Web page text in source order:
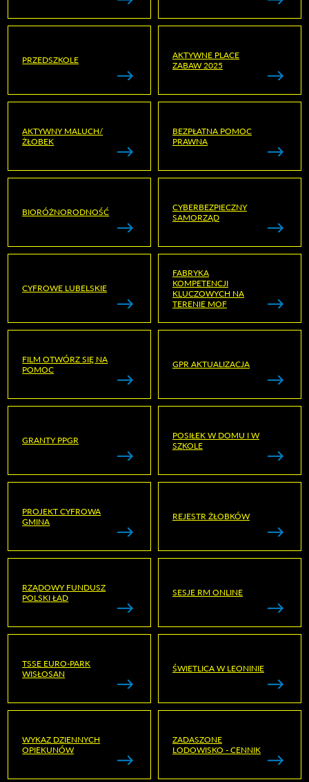
PRZEDSZKOLE
AKTYWNE PLACE
ZABAW 2025
AKTYWNY MALUCH/
ŻŁOBEK
BEZPŁATNA POMOC
PRAWNA
BIORÓŻNORODNOŚĆ
CYBERBEZPIECZNY
SAMORZĄD
CYFROWE LUBELSKIE
FABRYKA
KOMPETENCJI
KLUCZOWYCH NA
TERENIE MOF
FILM OTWÓRZ SIĘ NA
POMOC
GPR AKTUALIZACJA
GRANTY PPGR
POSIŁEK W DOMU I W
SZKOLE
PROJEKT CYFROWA
GMINA
REJESTR ŻŁOBKÓW
RZĄDOWY FUNDUSZ
POLSKI ŁAD
SESJE RM ONLINE
TSSE EURO-PARK
WISŁOSAN
ŚWIETLICA W LEONINIE
WYKAZ DZIENNYCH
OPIEKUNÓW
ZADASZONE
LODOWISKO - CENNIK